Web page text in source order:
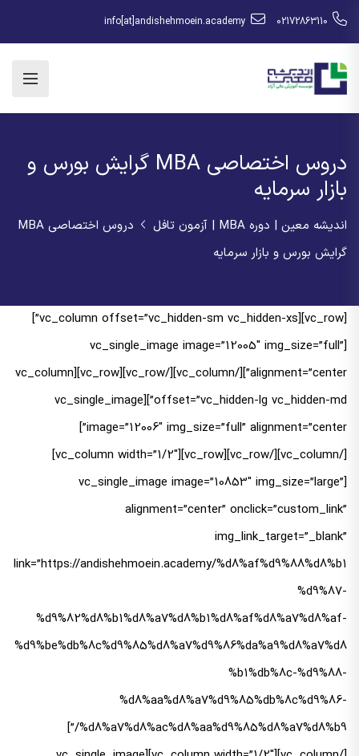
02172863110
info[at]andishehmoein.academy
دروس اختصاصی MBA گرایش بورس و
بازار سرمایه
اندیشه معین | دوره MBA | آزمون تافل
دروس اختصاصی MBA
گرایش بورس و بازار سرمایه
[vc_row][vc_column offset=”vc_hidden-sm vc_hidden-xs”]
[vc_single_image image=”12005″ img_size=”full”
alignment=”center”][/vc_column][/vc_row][vc_row][vc_column
offset=”vc_hidden-lg vc_hidden-md”][vc_single_image
image=”12006″ img_size=”full” alignment=”center”]
[/vc_column][/vc_row][vc_row][vc_column width=”1/2″]
[vc_single_image image=”10853″ img_size=”large”
alignment=”center” onclick=”custom_link”
img_link_target=”_blank”
link=”https://andishehmoein.academy/%d8%af%d9%88%d8%b1
%d9%87-
%d9%82%d8%b1%d8%a7%d8%b1%d8%af%d8%a7%d8%af-
%d9%be%db%8c%d9%85%d8%a7%d9%86%da%a9%d8%a7%d8
%b1%db%8c-%d9%88-
%d8%aa%d8%a7%d9%85%db%8c%d9%86-
%d8%a7%d8%ac%d8%aa%d9%85%d8%a7%d8%b9/”]